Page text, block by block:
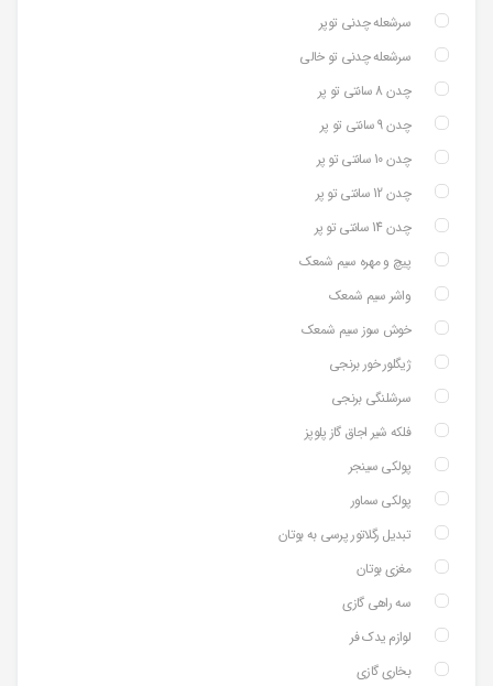
سرشعله چدنی توپر
سرشعله چدنی تو خالی
چدن 8 سانتی تو پر
چدن 9 سانتی تو پر
چدن 10 سانتی تو پر
چدن 12 سانتی تو پر
چدن 14 سانتی تو پر
پیچ و مهره سیم شمعک
واشر سیم شمعک
خوش سوز سیم شمعک
ژیگلور خور برنجی
سرشلنگی برنجی
فلکه شیر اجاق گاز پلوپز
پولکی سینجر
پولکی سماور
تبدیل رگلاتور پرسی به بوتان
مغزی بوتان
سه راهی گازی
لوازم یدک فر
بخاری گازی